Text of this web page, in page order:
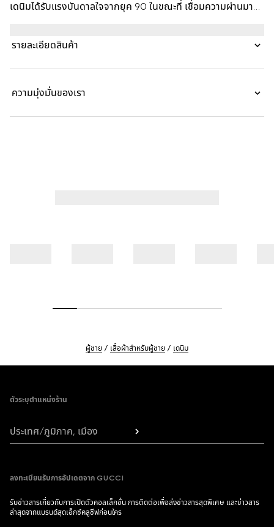
เดนิมได้รับแรงบันดาลใจจากยุค 90 ในขณะที่ เชื่อมความผ่านมา
สัญลักษณ์ Web ลายเซ็นตามด้านข้าง
รายละเอียดสินค้า
ความมุ่งมั่นของเรา
ผู้ชาย เสื้อผ้าสำหรับผู้ชาย เดนิม
ตัวระบุตำแหน่งร้าน
ประเทศ/ภูมิภาค, เมือง
ลงทะเบียนรับการอัปเดตจาก GUCCI
รับข่าวสารเกี่ยวกับการเปิดตัวคอลเล็กชั่น การติดต่อเพื่อส่งข่าวสารสุดพิเศษ และข่าวสาร
ล่าสุดจากแบรนด์สุดเอ็กซ์คลูซีฟก่อนใคร